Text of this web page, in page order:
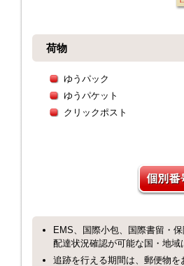
荷物
ゆうパック
ゆうパケット
クリックポスト
EMS、国際小包、国際書留・
配達状況確認が可能な国・地域
追跡を行える期間は、郵便物